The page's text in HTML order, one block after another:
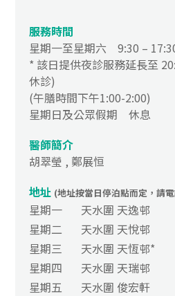
服務時間
星期一至星期六 9:30 –
* 該日提供夜診服務延長至
休診)
(午膳時間下午1:00-2:00)
星期日及公眾假期 休息
醫師簡介
胡翠瑩 , 鄭展恒
地址 (地址按當日停泊點而定，請
星期一
天水圍 天逸邨
星期二
天水圍 天悅邨
星期三
天水圍 天恆邨*
星期四
天水圍 天瑞邨
星期五
天水圍 俊宏軒